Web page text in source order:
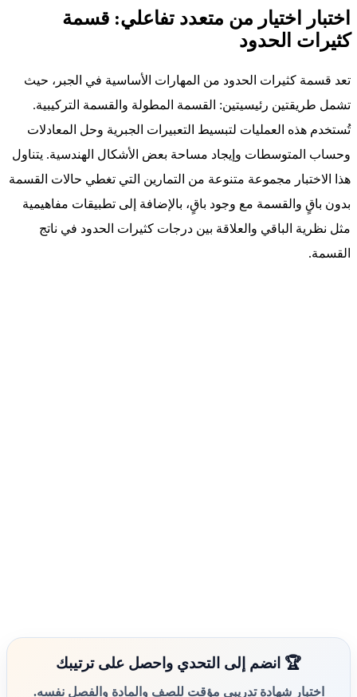
اختبار اختيار من متعدد تفاعلي: قسمة
كثيرات الحدود
تعد قسمة كثيرات الحدود من المهارات الأساسية في الجبر، حيث
تشمل طريقتين رئيسيتين: القسمة المطولة والقسمة التركيبية.
تُستخدم هذه العمليات لتبسيط التعبيرات الجبرية وحل المعادلات
وحساب المتوسطات وإيجاد مساحة بعض الأشكال الهندسية. يتناول
هذا الاختبار مجموعة متنوعة من التمارين التي تغطي حالات القسمة
بدون باقٍ والقسمة مع وجود باقٍ، بالإضافة إلى تطبيقات مفاهيمية
مثل نظرية الباقي والعلاقة بين درجات كثيرات الحدود في ناتج
القسمة.
🏆 انضم إلى التحدي واحصل على ترتيبك
اختبار شهادة تدريبي مؤقت للصف والمادة والفصل نفسه.